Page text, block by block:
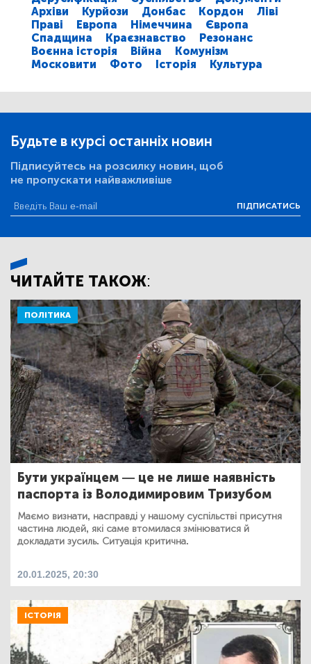
Архіви
Курйози Донбас Кордон
Ліві
Праві
Европа Німеччина
Європа
Спадщина
Краєзнавство
Резонанс
Воєнна історія
Війна
Комунізм
Московити
Фото Історія Культура
Будьте в курсі останніх новин
Підписуйтесь на розсилку новин, щоб
не пропускати найважливіше
ПІДПИСАТИСЬ
ЧИТАЙТЕ ТАКОЖ:
ПОЛІТИКА
Бути українцем — це не лише наявність
паспорта із Володимировим Тризубом
Маємо визнати, насправді у нашому суспільстві присутня
частина людей, які саме втомилася змінюватися й
докладати зусиль. Ситуація критична.
20.01.2025, 20:30
ІСТОРІЯ